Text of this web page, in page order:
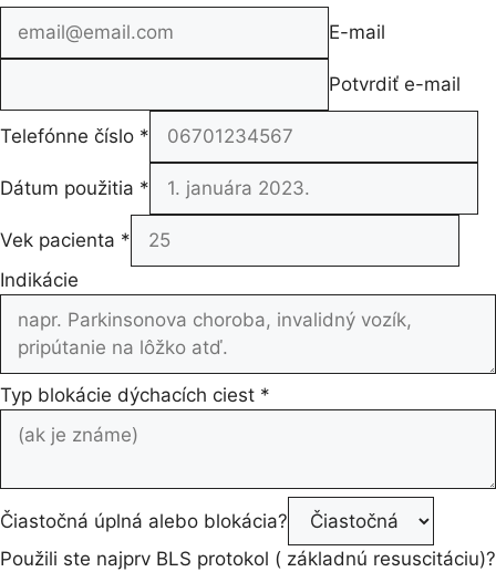
E-mail
Potvrdiť e-mail
Telefónne číslo *
Dátum použitia *
Vek pacienta *
Indikácie
Typ blokácie dýchacích ciest *
Čiastočná úplná alebo blokácia?
Použili ste najprv BLS protokol ( základnú resuscitáciu)?